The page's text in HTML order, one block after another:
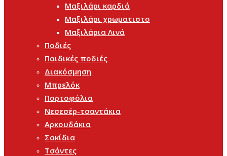
Μαξιλάρι καρδιά
Μαξιλάρι χρωματιστο
Μαξιλάρια Λινά
Ποδιές
Παιδικές ποδιές
Διακόσμηση
Μπρελόκ
Πορτοφόλια
Νεσεσέρ-τσαντάκια
Αρκουδάκια
Σακίδια
Τσάντες